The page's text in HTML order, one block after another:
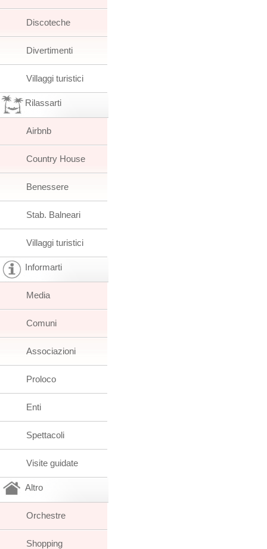
Discoteche
Divertimenti
Villaggi turistici
Rilassarti
Airbnb
Country House
Benessere
Stab. Balneari
Villaggi turistici
Informarti
Media
Comuni
Associazioni
Proloco
Enti
Spettacoli
Visite guidate
Altro
Orchestre
Shopping